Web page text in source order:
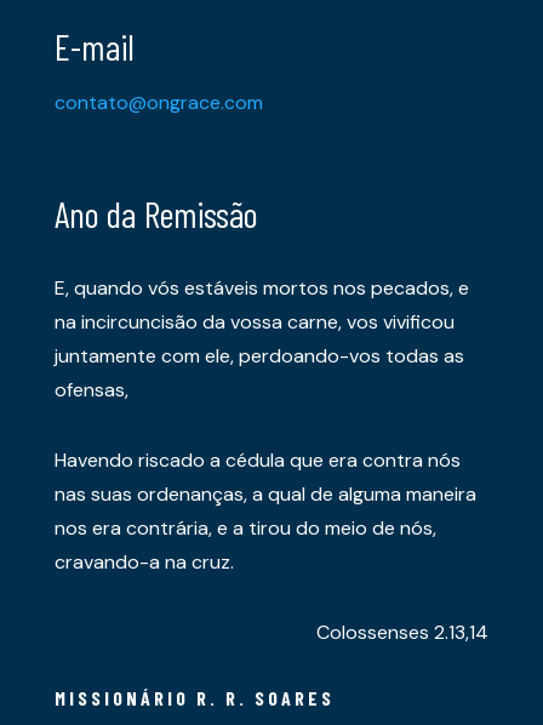
E-mail
contato@ongrace.com
Ano da Remissão
E, quando vós estáveis mortos nos pecados, e
na incircuncisão da vossa carne, vos vivificou
juntamente com ele, perdoando-vos todas as
ofensas,
Havendo riscado a cédula que era contra nós
nas suas ordenanças, a qual de alguma maneira
nos era contrária, e a tirou do meio de nós,
cravando-a na cruz.
Colossenses 2.13,14
MISSIONÁRIO R. R. SOARES